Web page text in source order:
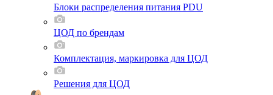
Блоки распределения питания PDU
ЦОД по брендам
Комплектация, маркировка для ЦОД
Решения для ЦОД